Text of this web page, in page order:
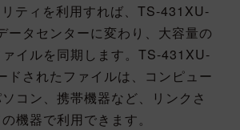
ティを利用すれば、TS-431XU-
ータセンターに変わり、大容量の
イルを同期します。TS-431XU-
ドされたファイルは、コンピュー
コン、携帯機器など、リンクさ
機器で利用できます。